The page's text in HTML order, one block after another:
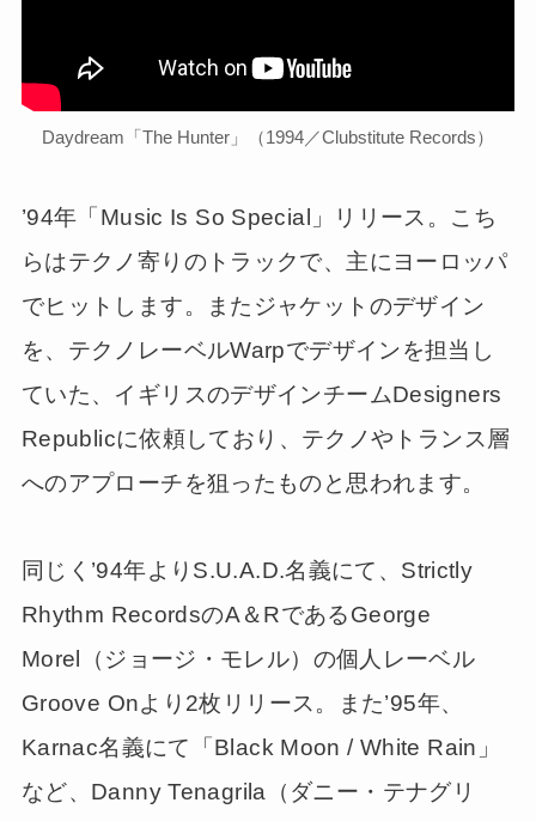
Daydream「The Hunter」（1994／Clubstitute Records）
’94年「Music Is So Special」リリース。こち
らはテクノ寄りのトラックで、主にヨーロッパ
でヒットします。またジャケットのデザイン
を、テクノレーベルWarpでデザインを担当し
ていた、イギリスのデザインチームDesigners
Republicに依頼しており、テクノやトランス層
へのアプローチを狙ったものと思われます。
同じく’94年よりS.U.A.D.名義にて、Strictly
Rhythm RecordsのA＆RであるGeorge
Morel（ジョージ・モレル）の個人レーベル
Groove Onより2枚リリース。また’95年、
Karnac名義にて「Black Moon / White Rain」
など、Danny Tenagrila（ダニー・テナグリ